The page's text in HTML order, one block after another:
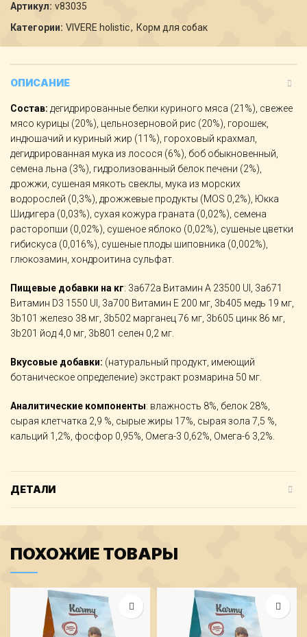
Артикул: v83035
Категории: VIVERE holistic, Корм для собак
ОПИСАНИЕ
Состав: дегидрированные белки куриного мяса (21%), свежее
мясо курицы (20%), цельнозерновой рис (20%), горошек,
индюшачий и куриный жир (11%), гороховый крахмал,
дегидрированная мука из лосося (6%), боб обыкновенный,
семена льна (3%), гидролизованный белок печени (2%),
дрожжи, сушеная мякоть свеклы, мука из морских
водорослей (0,3%), дрожжевые продукты (MOS 0,2%), Юкка
Шидигера (0,03%), сухая кожура граната (0,02%), семена
расторопши (0,02%), сушеное яблоко (0,02%), сушеные цветки
гибискуса (0,016%), сушеные плоды шиповника (0,002%),
глюкозамин, хондроитина сульфат.
Пищевые добавки на кг: 3a672a Витамин A 23500 UI, 3a671
Витамин D3 1550 UI, 3a700 Витамин E 200 мг, 3b405 медь 19 мг,
3b101 железо 38 мг, 3b502 марганец 76 мг, 3b605 цинк 86 мг,
3b201 йод 4,0 мг, 3b801 селен 0,2 мг.
Вкусовые добавки: (натуральный продукт, имеющий
ботаническое определение) экстракт розмарина 50 мг.
Аналитические компоненты: влажность 8%, белок 28%,
сырая клетчатка 2,9 %, сырые жиры 17%, сырая зола 7,5 %,
кальций 1,2%, фосфор 0,95%, Омега-3 0,62%, Омега-6 3,2%.
ДЕТАЛИ
ПОХОЖИЕ ТОВАРЫ